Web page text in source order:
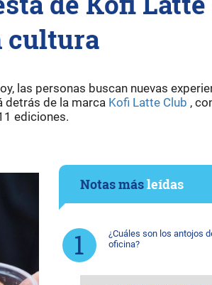
cultura
las personas buscan nuevas
detrás de la marca Kofi Latte Club ,
ediciones.
Notas másleídas
¿Cuáles son los antojos
oficina?